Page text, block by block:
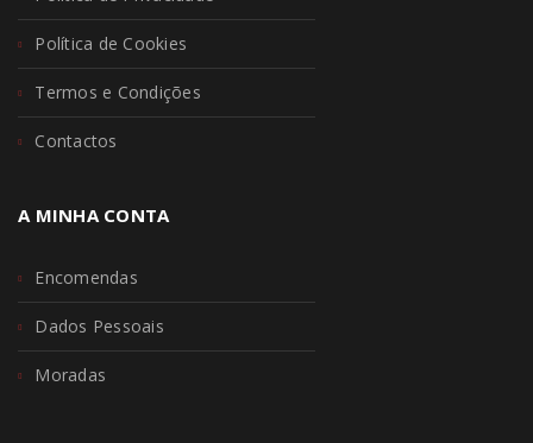
Política de Cookies
Termos e Condições
Contactos
A MINHA CONTA
Encomendas
Dados Pessoais
Moradas